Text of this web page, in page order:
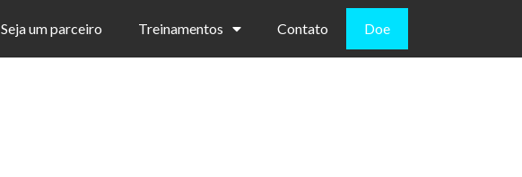
Seja um parceiro Treinamentos Contato Doe